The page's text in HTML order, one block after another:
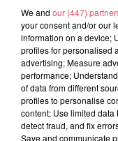
C'est plus ou c'est
We and our (447)
your consent and/or our
information on a device;
profiles for personalised
advertising; Measure
performance;
of data from different
profiles to personalise
content; Use limited data
detect fraud, and fix
Save and communicate